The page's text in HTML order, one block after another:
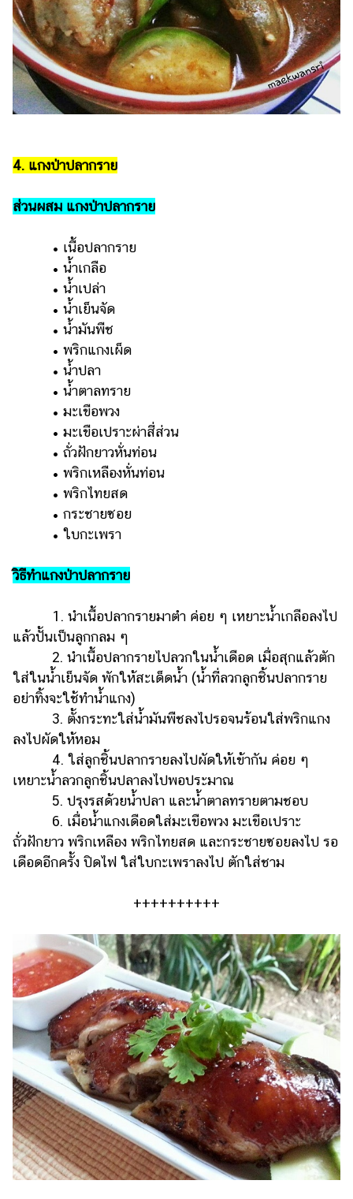
4. แกงป่าปลากราย
ส่วนผสม แกงป่าปลากราย
• เนื้อปลากราย
• น้ำเกลือ
• น้ำเปล่า
• น้ำเย็นจัด
• น้ำมันพืช
• พริกแกงเผ็ด
• น้ำปลา
• น้ำตาลทราย
• มะเขือพวง
• มะเขือเปราะผ่าสี่ส่วน
• ถั่วฝักยาวหั่นท่อน
• พริกเหลืองหั่นท่อน
• พริกไทยสด
• กระชายซอย
• ใบกะเพรา
วิธีทำแกงป่าปลากราย
1. นำเนื้อปลากรายมาตำ ค่อย ๆ เหยาะน้ำเกลือลงไป
แล้วปั้นเป็นลูกกลม ๆ
2. นำเนื้อปลากรายไปลวกในน้ำเดือด เมื่อสุกแล้วตัก
ใส่ในน้ำเย็นจัด พักให้สะเด็ดน้ำ (น้ำที่ลวกลูกชิ้นปลากราย
อย่าทิ้งจะใช้ทำน้ำแกง)
3. ตั้งกระทะใส่น้ำมันพืชลงไปรอจนร้อนใส่พริกแกง
ลงไปผัดให้หอม
4. ใส่ลูกชิ้นปลากรายลงไปผัดให้เข้ากัน ค่อย ๆ
เหยาะน้ำลวกลูกชิ้นปลาลงไปพอประมาณ
5. ปรุงรสด้วยน้ำปลา และน้ำตาลทรายตามชอบ
6. เมื่อน้ำแกงเดือดใส่มะเขือพวง มะเขือเปราะ
ถั่วฝักยาว พริกเหลือง พริกไทยสด และกระชายซอยลงไป รอ
เดือดอีกครั้ง ปิดไฟ ใส่ใบกะเพราลงไป ตักใส่ชาม
++++++++++